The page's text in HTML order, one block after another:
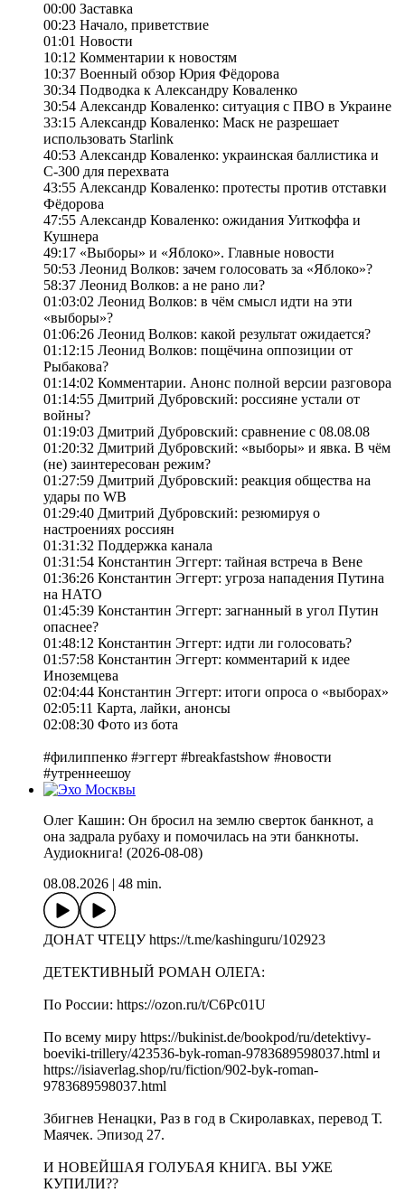
00:00 Заставка
00:23 Начало, приветствие
01:01 Новости
10:12 Комментарии к новостям
10:37 Военный обзор Юрия Фёдорова
30:34 Подводка к Александру Коваленко
30:54 Александр Коваленко: ситуация с ПВО в Украине
33:15 Александр Коваленко: Маск не разрешает
использовать Starlink
40:53 Александр Коваленко: украинская баллистика и
С-300 для перехвата
43:55 Александр Коваленко: протесты против отставки
Фёдорова
47:55 Александр Коваленко: ожидания Уиткоффа и
Кушнера
49:17 «Выборы» и «Яблоко». Главные новости
50:53 Леонид Волков: зачем голосовать за «Яблоко»?
58:37 Леонид Волков: а не рано ли?
01:03:02 Леонид Волков: в чём смысл идти на эти
«выборы»?
01:06:26 Леонид Волков: какой результат ожидается?
01:12:15 Леонид Волков: пощёчина оппозиции от
Рыбакова?
01:14:02 Комментарии. Анонс полной версии разговора
01:14:55 Дмитрий Дубровский: россияне устали от
войны?
01:19:03 Дмитрий Дубровский: сравнение с 08.08.08
01:20:32 Дмитрий Дубровский: «выборы» и явка. В чём
(не) заинтересован режим?
01:27:59 Дмитрий Дубровский: реакция общества на
удары по WB
01:29:40 Дмитрий Дубровский: резюмируя о
настроениях россиян
01:31:32 Поддержка канала
01:31:54 Константин Эггерт: тайная встреча в Вене
01:36:26 Константин Эггерт: угроза нападения Путина
на НАТО
01:45:39 Константин Эггерт: загнанный в угол Путин
опаснее?
01:48:12 Константин Эггерт: идти ли голосовать?
01:57:58 Константин Эггерт: комментарий к идее
Иноземцева
02:04:44 Константин Эггерт: итоги опроса о «выборах»
02:05:11 Карта, лайки, анонсы
02:08:30 Фото из бота
#филиппенко #эггерт #breakfastshow #новости
#утреннеешоу
Олег Кашин: Он бросил на землю сверток банкнот, а
она задрала рубаху и помочилась на эти банкноты.
Аудиокнига! (2026-08-08)
08.08.2026
48 min.
ДОНАТ ЧТЕЦУ https://t.me/kashinguru/102923
ДЕТЕКТИВНЫЙ РОМАН ОЛЕГА:
По России: https://ozon.ru/t/C6Pc01U
По всему миру https://bukinist.de/bookpod/ru/detektivy-
boeviki-trillery/423536-byk-roman-9783689598037.html и
https://isiaverlag.shop/ru/fiction/902-byk-roman-
9783689598037.html
Збигнев Ненацки, Раз в год в Скиролавках, перевод Т.
Маячек. Эпизод 27.
И НОВЕЙШАЯ ГОЛУБАЯ КНИГА. ВЫ УЖЕ
КУПИЛИ??